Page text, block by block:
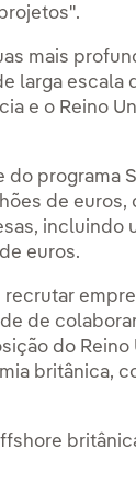
mais
larga escala
e o Reino
do programa
de euros,
incluindo
euros.
de
do
britânica,